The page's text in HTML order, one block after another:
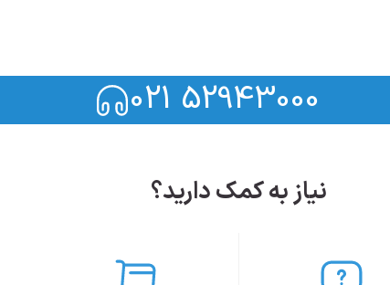
021 52943000
نیاز به کمک دارید؟